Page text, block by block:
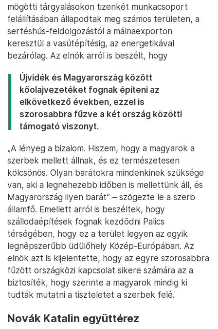
mögötti tárgyalásokon tizenkét munkacsoport
felállításában állapodtak meg számos területen, a
sertéshús-feldolgozástól a málnaexporton
keresztül a vasútépítésig, az energetikával
bezárólag. Az elnök arról is beszélt, hogy
Újvidék és Magyarország között
kőolajvezetéket fognak építeni az
elkövetkező években, ezzel is
szorosabbra fűzve a két ország közötti
támogató viszonyt.
„A lényeg a bizalom. Hiszem, hogy a magyarok a
szerbek mellett állnak, és ez természetesen
kölcsönös. Olyan barátokra mindenkinek szüksége
van, aki a legnehezebb időben is mellettünk áll, és
Magyarország ilyen barát” – szögezte le a szerb
államfő. Emellett arról is beszéltek, hogy
szállodaépítések fognak kezdődni Palics
térségében, hogy ez a terület legyen az egyik
legnépszerűbb üdülőhely Közép-Európában. Az
elnök azt is kijelentette, hogy az egyre szorosabbra
fűzött országközi kapcsolat sikere számára az a
biztosíték, hogy szerinte a magyarok mindig ki
tudták mutatni a tiszteletet a szerbek felé.
Novák Katalin együttérez